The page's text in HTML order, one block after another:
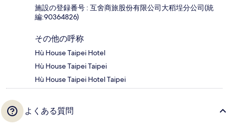
施設の登録番号 : 互舍商旅股份有限公司大稻埕分公司(統
編:90364826)
その他の呼称
Hù House Taipei Hotel
Hù House Taipei Taipei
Hù House Taipei Hotel Taipei
よくある質問